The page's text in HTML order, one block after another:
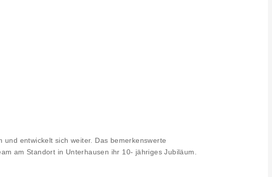
entwickelt sich weiter. Das bemerkenswerte
am Standort in Unterhausen ihr 10- jähriges Jubiläum.